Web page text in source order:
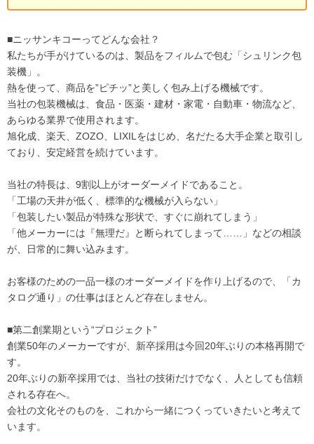
■ニッサンキコーってどんな会社？
私たちが手がけているのは、製品をフィルムで包む「シュリンク包
装機」。
熱を使って、商品を”ピチッ”と美しく包み上げる機械です。
当社の包装機械は、食品・医薬・建材・家電・自動車・物流など、
あらゆる業界で使用されます。
旭化成、楽天、ZOZO、LIXILをはじめ、名だたる大手企業と取引し
ており、安定経営を続けています。
当社の特長は、9割以上がオーダーメイドであること。
「工場の天井が低く、標準的な機械が入らない」
「包装したい製品が特殊な形状で、すぐに崩れてしまう」
「他メーカーには『無理だ』と断られてしまって……」などの相談
が、日常的に舞い込みます。
お客様のための一品一様のオーダーメイドを作り上げるので、「カ
タログ通り」の仕事はほとんど存在しません。
■第二創業期という“プロジェクト”
創業50年のメーカーですが、新卒採用は今回20年ぶりの本格再開で
す。
20年ぶりの新卒採用では、当社の技術だけでなく、人としても信頼
される存在へ。
会社の文化そのものを、これから一緒につくっていきたいと考えて
います。